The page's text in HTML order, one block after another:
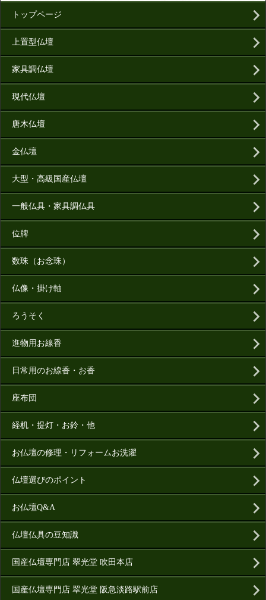
トップページ
上置型仏壇
家具調仏壇
現代仏壇
唐木仏壇
金仏壇
大型・高級国産仏壇
一般仏具・家具調仏具
位牌
数珠（お念珠）
仏像・掛け軸
ろうそく
進物用お線香
日常用のお線香・お香
座布団
経机・提灯・お鈴・他
お仏壇の修理・リフォームお洗濯
仏壇選びのポイント
お仏壇Q&A
仏壇仏具の豆知識
国産仏壇専門店 翠光堂 吹田本店
国産仏壇専門店 翠光堂 阪急淡路駅前店